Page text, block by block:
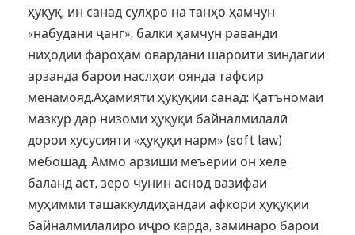
ҳуқуқ, ин санад сулҳро на танҳо ҳамчун
«набудани ҷанг», балки ҳамчун раванди
ниҳодии фароҳам овардани шароити зиндагии
арзанда барои наслҳои оянда тафсир
менамояд.Аҳамияти ҳуқуқии санад: Қатъномаи
мазкур дар низоми ҳуқуқи байналмилалӣ
дорои хусусияти «ҳуқуқи нарм» (soft law)
мебошад. Аммо арзиши меъёрии он хеле
баланд аст, зеро чунин аснод вазифаи
муҳимми ташаккулдиҳандаи афкори ҳуқуқии
байналмилалиро иҷро карда, заминаро барои